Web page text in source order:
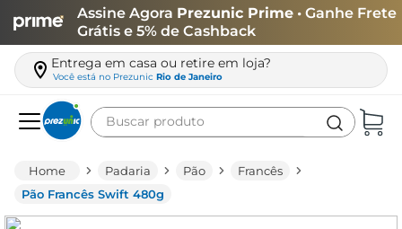
Assine Agora Prezunic Prime • Ganhe Frete
Grátis e 5% de Cashback
Entrega em casa ou retire em loja?
Você está no Prezunic Rio de Janeiro
Buscar produto
Padaria Pão
Francês
Pão Francês Swift 480g
leite